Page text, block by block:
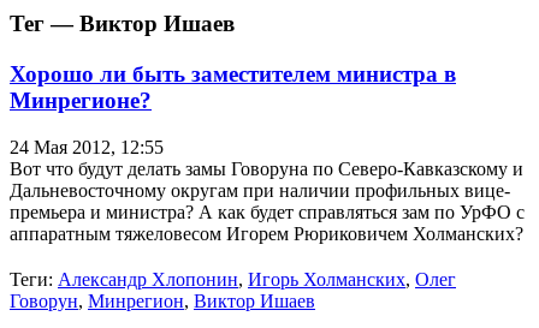
Тег — Виктор Ишаев
Хорошо ли быть заместителем министра в
Минрегионе?
24 Мая 2012, 12:55
Вот что будут делать замы Говоруна по Северо-Кавказскому и
Дальневосточному округам при наличии профильных вице-
премьера и министра? А как будет справляться зам по УрФО с
аппаратным тяжеловесом Игорем Рюриковичем Холманских?
Теги: Александр Хлопонин, Игорь Холманских, Олег
Говорун, Минрегион, Виктор Ишаев